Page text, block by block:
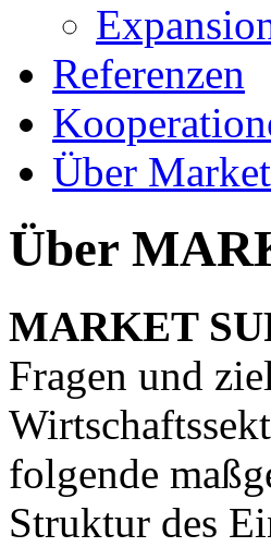
Referenzen
Über
Über
MARKET
Fragen und
folgende
Struktur des